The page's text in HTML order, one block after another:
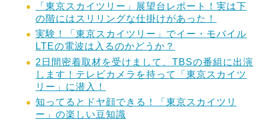
「東京スカイツリー」展望台レポート！実は下
の階にはスリリングな仕掛けがあった！
実験！「東京スカイツリー」でイー・モバイル
LTEの電波は入るのかどうか？
2日間密着取材を受けまして、TBSの番組に出演
します！テレビカメラを持って「東京スカイツ
リー」に潜入！
知ってるとドヤ顔できる！「東京スカイツリ
ー」の楽しい豆知識